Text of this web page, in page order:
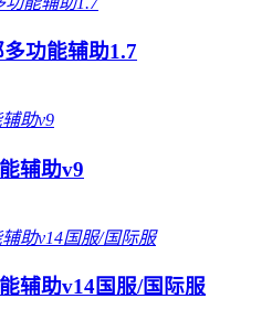
多功能辅助1.7
辅助v9
辅助v14国服/国际服